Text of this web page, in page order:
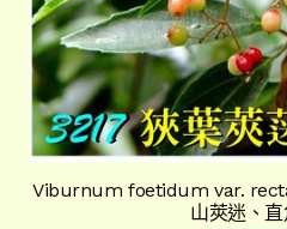
Viburnum foetidum var.
山莢迷、